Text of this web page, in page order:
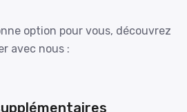
option pour vous, découvrez
avec nous :